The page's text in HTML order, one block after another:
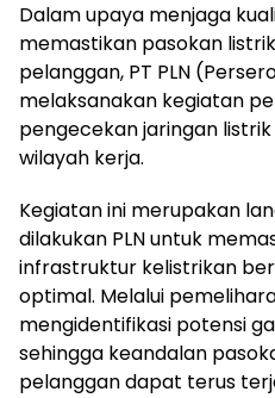
Dalam upaya menjaga
memastikan pasokan
pelanggan, PT PLN
melaksanakan kegiatan
pengecekan jaringan
wilayah kerja.
Kegiatan ini merupakan
dilakukan PLN untuk
infrastruktur kelistrikan
optimal. Melalui
mengidentifikasi potensi
sehingga keandalan
pelanggan dapat terus